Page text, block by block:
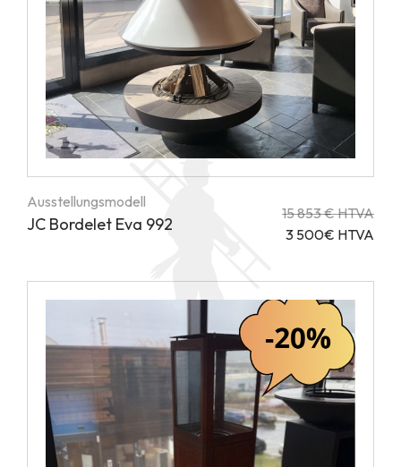
Ausstellungsmodell
JC Bordelet Eva 992
15 853 € HTVA
3 500€ HTVA